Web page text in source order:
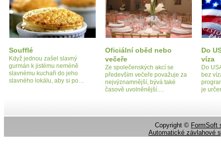
Soufflé
Když jednou zašel slavný
gurmán k jistému neméně
slavnému kuchaři do jeho
slavného lokálu, aby si po…
Oficiální oběd nebo
večeře
Ze společenských akcí se
především večeře považuje za
nejvýznamnější, bývá také
časově uvolněnější.…
Do
víza
Do
bez
je
Copyright © FormSoft
Automatické závlahové